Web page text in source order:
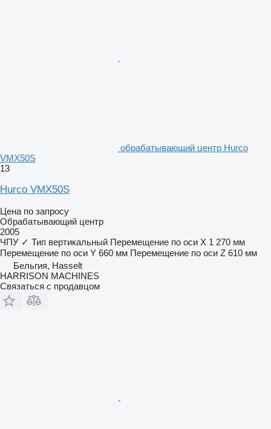
обрабатывающий центр Hurco
VMX50S
13
Hurco VMX50S
Цена по запросу
Обрабатывающий центр
2005
ЧПУ ✓ Тип вертикальный Перемещение по оси X 1 270 мм
Перемещение по оси Y 660 мм Перемещение по оси Z 610 мм
Бельгия, Hasselt
HARRISON MACHINES
Связаться с продавцом